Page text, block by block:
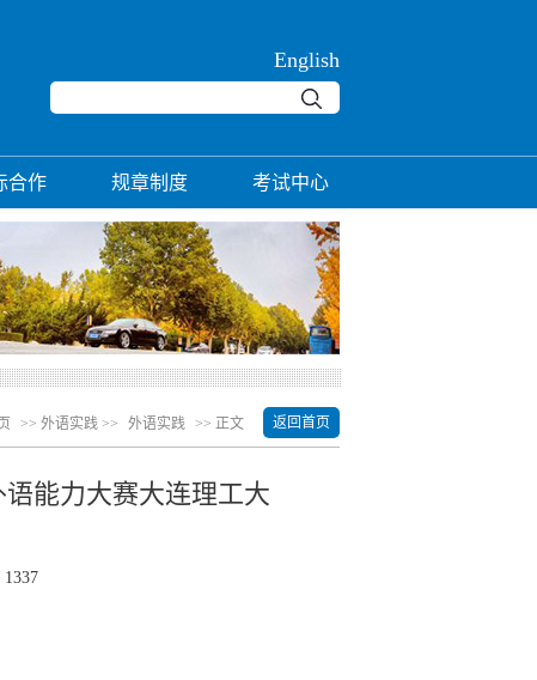
English
合作 规章制度 考试中心
>> 外语实践 >> 外语实践 >> 正文 返回首页
语能力大赛大连理工大
1337